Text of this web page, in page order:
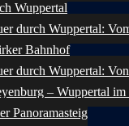
Wuppertal
durch Wuppertal:
Bahnhof
durch Wuppertal:
– Wuppertal im
Panoramasteig